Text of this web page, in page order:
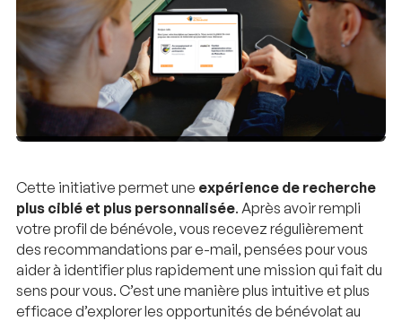
Cette initiative permet une expérience de recherche
plus ciblé et plus personnalisée. Après avoir rempli
votre profil de bénévole, vous recevez régulièrement
des recommandations par e-mail, pensées pour vous
aider à identifier plus rapidement une mission qui fait du
sens pour vous. C’est une manière plus intuitive et plus
efficace d’explorer les opportunités de bénévolat au